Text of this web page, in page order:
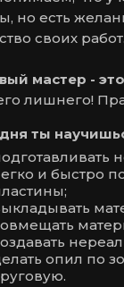
но есть
своих работ.
мастер -
лишнего!
ты
и быстро
опил по